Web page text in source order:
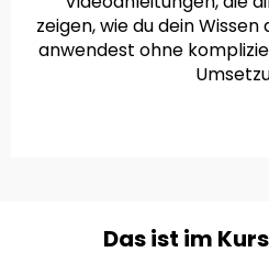
zeigen, wie du dein
anwendest ohne
Das ist im